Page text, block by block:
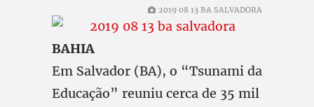
2019 08 13 BA SALVADORA
BAHIA
Em Salvador (BA), o “Tsunami da
Educação” reuniu cerca de 35 mil